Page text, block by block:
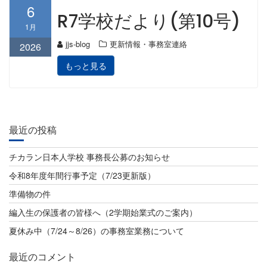
6
1月
2026
R7学校だより(第10号)
jjs-blog 更新情報・事務室連絡
もっと見る
最近の投稿
チカラン日本人学校 事務長公募のお知らせ
令和8年度年間行事予定（7/23更新版）
準備物の件
編入生の保護者の皆様へ（2学期始業式のご案内）
夏休み中（7/24～8/26）の事務室業務について
最近のコメント